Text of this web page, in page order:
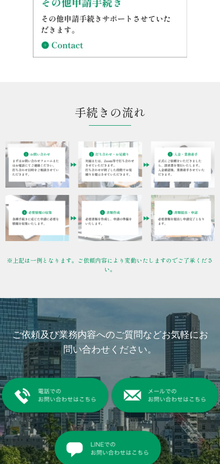
手続きの流れ
※上記は一例となります。ご依頼内容により変動いたしますのでご了承くださ
い。
ご依頼及び業務内容へのご質問などお気軽にお
問い合わせください。